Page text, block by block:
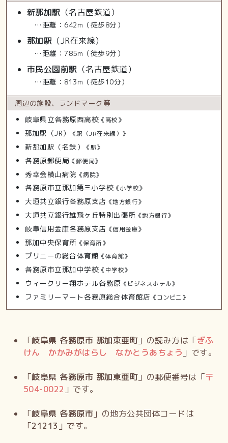
新那加駅 （名古屋鉄道）
…距離：642m（徒歩8分）
那加駅 （JR在来線）
…距離：785m（徒歩9分）
市民公園前駅 （名古屋鉄道）
…距離：813m（徒歩10分）
周辺の施設、 ランドマーク等
岐阜県立各務原西高校 《高校》
那加駅（JR） 《駅（JR在来線）》
新那加駅（名鉄） 《駅》
各務原郵便局 《郵便局》
秀幸会横山病院 《病院》
各務原市立那加第三小学校 《小学校》
大垣共立銀行各務原支店 《地方銀行》
大垣共立銀行雄飛ヶ丘特別出張所 《地方銀行》
岐阜信用金庫各務原支店 《信用金庫》
那加中央保育所 《保育所》
プリニーの総合体育館 《体育館》
各務原市立那加中学校 《中学校》
ウィークリー翔ホテル各務原 《ビジネスホテル》
ファミリーマート各務原総合体育館店 《コンビニ》
「岐阜県 各務原市 那加東亜町 」の読み方は「ぎふ
けん かかみがはらし なかとうあちょう 」です。
「岐阜県 各務原市 那加東亜町 」の郵便番号は「〒
504-0022 」です。
「岐阜県 各務原市 」の地方公共団体コードは
「21213 」です。